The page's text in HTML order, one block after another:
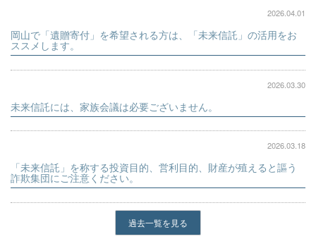
2026.04.01
岡山で「遺贈寄付」を希望される方は、「未来信託」の活用をお
ススメします。
2026.03.30
未来信託には、家族会議は必要ございません。
2026.03.18
「未来信託」を称する投資目的、営利目的、財産が殖えると謳う
詐欺集団にご注意ください。
過去一覧を見る